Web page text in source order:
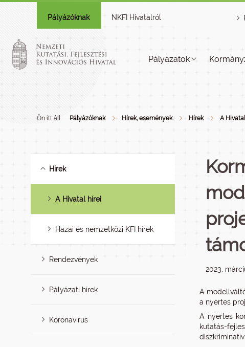
Pályázóknak NKFI Hivatalról
Pályázatok
Ön itt áll: Pályázóknak Hírek, események Hírek A
Hírek
A Hivatal hírei
Hazai és nemzetközi KFI hírek
Rendezvények
Pályázati hírek
Koronavírus
2023.
A
a nyertes
A nyertes
kutatás-